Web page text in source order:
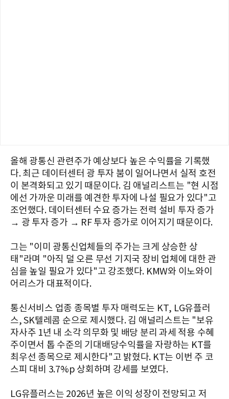
올해 광통신 관련주가 예상보다 높은 수익률을 기록했
다. 최근 데이터센터 광 투자 붐이 일어나면서 실적 호전
이 본격화되고 있기 때문이다. 김 애널리스트는 "현 시점
에선 가까운 미래를 예견한 투자에 나설 필요가 있다"고
조언했다. 데이터센터 수요 증가는 전력 설비 투자 증가
→ 광 투자 증가 → RF 투자 증가로 이어지기 때문이다.
그는 "이미 광통신업체들의 주가는 크게 상승한 상
태"라며 "아직 덜 오른 무선 기지국 장비 업체에 대한 관
심을 높일 필요가 있다"고 강조했다. KMW와 이노와이
어리스가 대표적이다.
통신서비스 업종 종목별 투자 매력도는 KT, LG유플러
스, SK텔레콤 순으로 제시했다. 김 애널리스트는 "보유
자사주 1년 내 소각 의무화 및 배당 분리 과세 적용 수혜
주이면서 톱 수준의 기대배당수익률을 자랑하는 KT를
최우선 종목으로 제시한다"고 밝혔다. KT는 이번 주 코
스피 대비 3.7%p 상회하며 강세를 보였다.
LG유플러스는 2026년 높은 이익 성장이 전망되고 저